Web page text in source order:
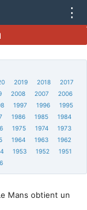
⋮
2019 2018
2017
2008 2007
2006
1997 1996
1995
1986 1985
1984
1975 1974
1973
1964 1963
1962
1953 1952
1951
Mans obtient un